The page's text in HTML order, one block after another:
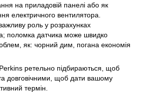
на приладовій панелі або як
електричного вентилятора.
роль у розрахунках
поломка датчика може швидко
як: чорний дим, погана економія
ретельно підбираються, щоб
довговічними, щоб дати вашому
термін.